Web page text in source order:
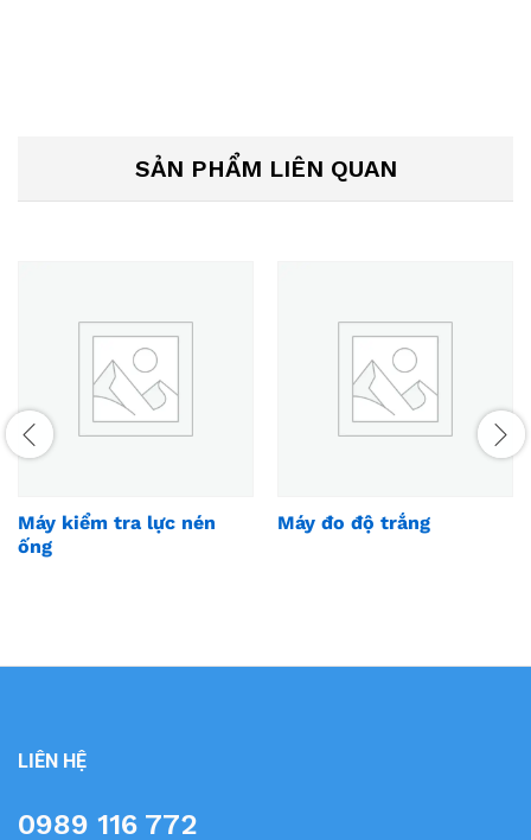
SẢN PHẨM LIÊN QUAN
Máy kiểm tra lực nén
ống
Máy đo độ trắng
LIÊN HỆ
0989 116 772